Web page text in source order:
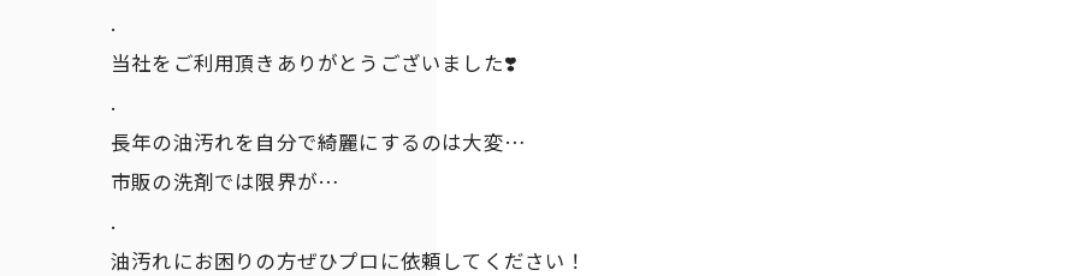
.
当社をご利用頂きありがとうございました❣️
.
長年の油汚れを自分で綺麗にするのは大変…
市販の洗剤では限界が…
.
油汚れにお困りの方ぜひプロに依頼してください！